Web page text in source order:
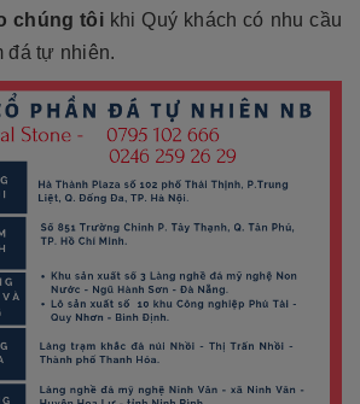
chúng tôikhi Quý khách có nhu cầu
đá tự nhiên.